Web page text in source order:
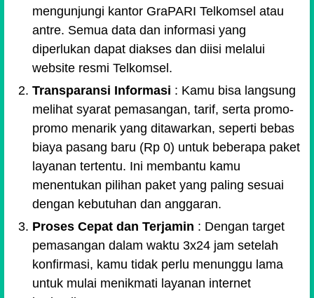
mengunjungi kantor GraPARI Telkomsel atau
antre. Semua data dan informasi yang
diperlukan dapat diakses dan diisi melalui
website resmi Telkomsel.
Transparansi Informasi : Kamu bisa langsung
melihat syarat pemasangan, tarif, serta promo-
promo menarik yang ditawarkan, seperti bebas
biaya pasang baru (Rp 0) untuk beberapa paket
layanan tertentu. Ini membantu kamu
menentukan pilihan paket yang paling sesuai
dengan kebutuhan dan anggaran.
Proses Cepat dan Terjamin : Dengan target
pemasangan dalam waktu 3x24 jam setelah
konfirmasi, kamu tidak perlu menunggu lama
untuk mulai menikmati layanan internet